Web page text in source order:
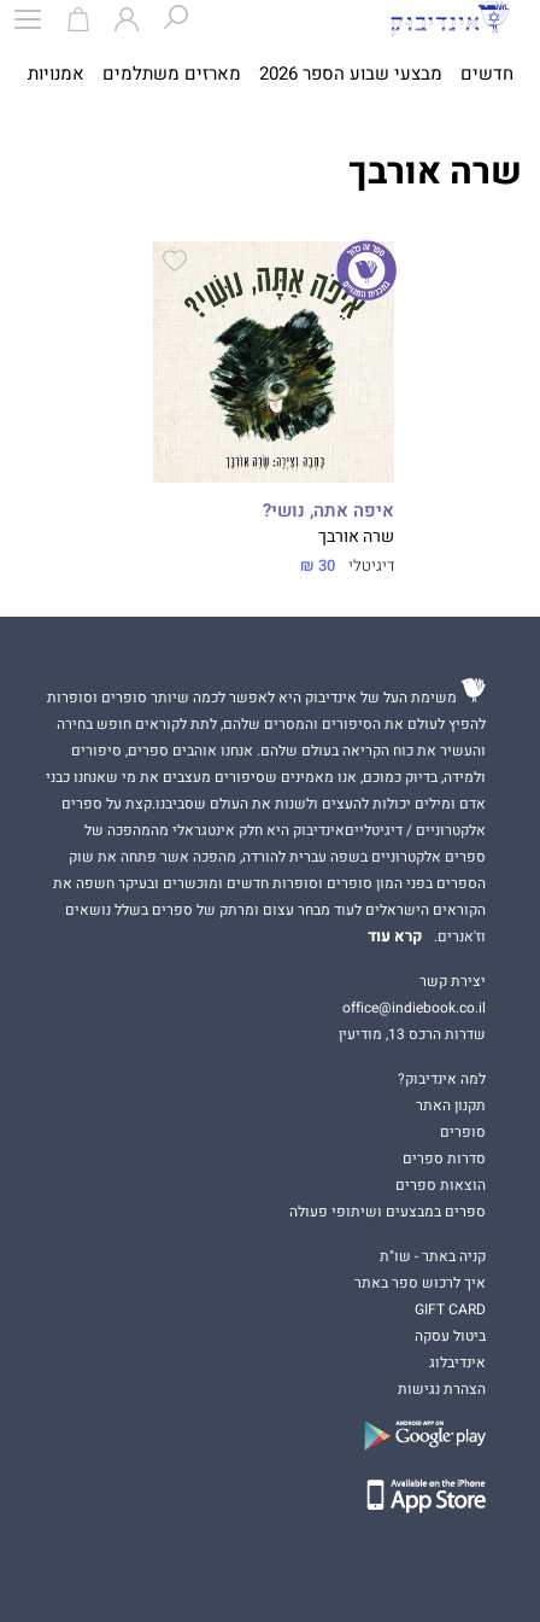
חדשים מבצעי שבוע הספר 2026 מארזים משתלמים אמנויות
שרה אורבך
איפה אתה, נושי?
שרה אורבך
דיגיטלי 30 ₪
משימת העל של אינדיבוק היא לאפשר לכמה שיותר סופרים וסופרות
להפיץ לעולם את הסיפורים והמסרים שלהם, לתת לקוראים חופש בחירה
והעשיר את כוח הקריאה בעולם שלהם. אנחנו אוהבים ספרים, סיפורים
ולמידה, בדיוק כמוכם, אנו מאמינים שסיפורים מעצבים את מי שאנחנו כבני
אדם ומילים יכולות להעצים ולשנות את העולם שסביבנו.קצת על ספרים
אלקטרוניים / דיגיטלייםאינדיבוק היא חלק אינטגראלי מהמהפכה של
ספרים אלקטרוניים בשפה עברית להורדה, מהפכה אשר פתחה את שוק
הספרים בפני המון סופרים וסופרות חדשים ומוכשרים ובעיקר חשפה את
הקוראים הישראלים לעוד מבחר עצום ומרתק של ספרים בשלל נושאים
וז'אנרים.
קרא עוד
יצירת קשר
office@indiebook.co.il
שדרות הרכס 13, מודיעין
למה אינדיבוק?
תקנון האתר
סופרים
סדרות ספרים
הוצאות ספרים
ספרים במבצעים ושיתופי פעולה
קניה באתר - שו"ת
איך לרכוש ספר באתר
GIFT CARD
ביטול עסקה
אינדיבלוג
הצהרת נגישות